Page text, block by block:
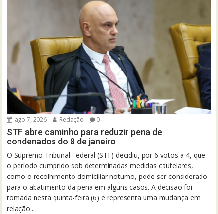
ago 7, 2026 Redação 0
STF abre caminho para reduzir pena de
condenados do 8 de janeiro
O Supremo Tribunal Federal (STF) decidiu, por 6 votos a 4, que
o período cumprido sob determinadas medidas cautelares,
como o recolhimento domiciliar noturno, pode ser considerado
para o abatimento da pena em alguns casos. A decisão foi
tomada nesta quinta-feira (6) e representa uma mudança em
relação...